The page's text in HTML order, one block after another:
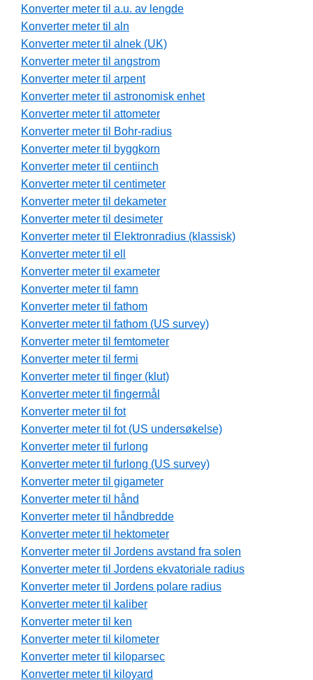
Konverter meter til a.u. av lengde
Konverter meter til aln
Konverter meter til alnek (UK)
Konverter meter til angstrom
Konverter meter til arpent
Konverter meter til astronomisk enhet
Konverter meter til attometer
Konverter meter til Bohr-radius
Konverter meter til byggkorn
Konverter meter til centiinch
Konverter meter til centimeter
Konverter meter til dekameter
Konverter meter til desimeter
Konverter meter til Elektronradius (klassisk)
Konverter meter til ell
Konverter meter til exameter
Konverter meter til famn
Konverter meter til fathom
Konverter meter til fathom (US survey)
Konverter meter til femtometer
Konverter meter til fermi
Konverter meter til finger (klut)
Konverter meter til fingermål
Konverter meter til fot
Konverter meter til fot (US undersøkelse)
Konverter meter til furlong
Konverter meter til furlong (US survey)
Konverter meter til gigameter
Konverter meter til hånd
Konverter meter til håndbredde
Konverter meter til hektometer
Konverter meter til Jordens avstand fra solen
Konverter meter til Jordens ekvatoriale radius
Konverter meter til Jordens polare radius
Konverter meter til kaliber
Konverter meter til ken
Konverter meter til kilometer
Konverter meter til kiloparsec
Konverter meter til kiloyard